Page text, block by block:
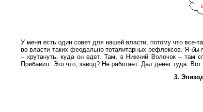
У меня есть один совет для нашей власти, потому что все-
во власти таких феодально-тоталитарных рефлексов. Я
– крутануть, куда он едет. Там, в Нижний Волочок – там
Прибавил. Это что, завод? Не работает. Дал денег туда.
3.